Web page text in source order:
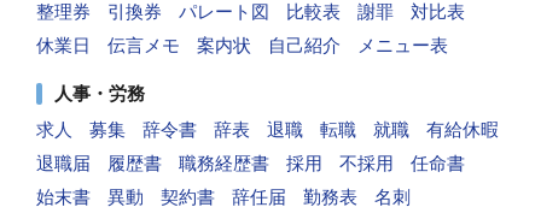
整理券
引換券 パレート図 比較表 謝罪
対比表
休業日
伝言メモ 案内状 自己紹介 メニュー表
人事・労務
求人
募集 辞令書 辞表 退職 転職 就職
有給休暇
退職届
履歴書 職務経歴書 採用 不採用
任命書
始末書
異動 契約書 辞任届 勤務表
名刺